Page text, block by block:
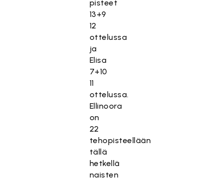
pisteet
13+9
12
ottelussa
ja
Elisa
7+10
11
ottelussa.
Ellinoora
on
22
tehopisteellään
tällä
hetkellä
naisten